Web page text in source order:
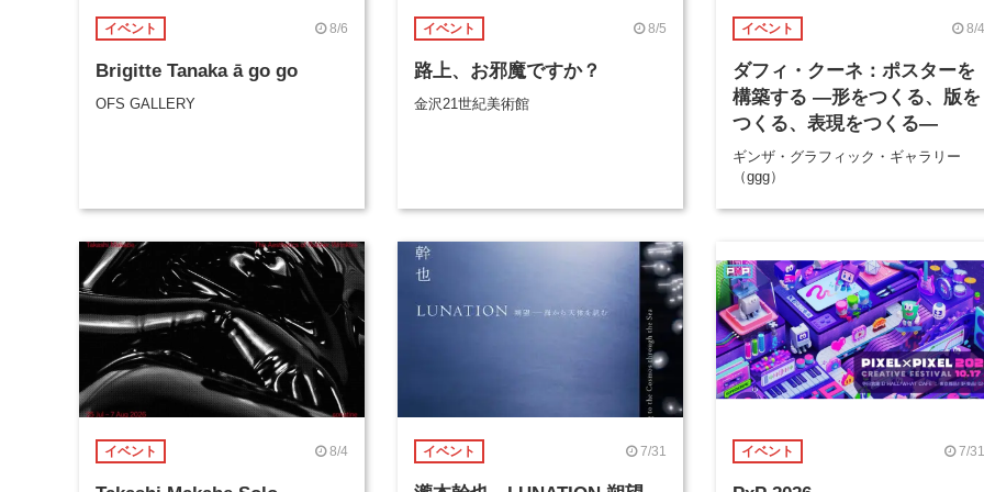
イベント 8/6
Brigitte Tanaka ā go go
OFS GALLERY
イベント 8/5
路上、お邪魔ですか？
金沢21世紀美術館
イベント 8/4
ダフィ・クーネ：ポスターを
構築する ―形をつくる、版を
つくる、表現をつくる―
ギンザ・グラフィック・ギャラリー
（ggg）
イベント 8/4 イベント 7/31 イベント 7/31